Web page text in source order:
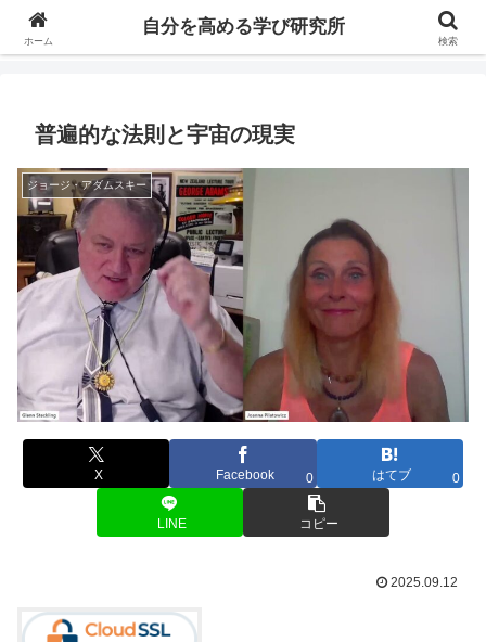
自分の価値を高めるための学びについて研究し、セミナーや情報（ブログ、動
普遍的な法則と宇宙の現実
ジョージ・アダムスキー
X Facebook 0 はてブ 0
LINE コピー
2025.09.12
ホーム
自分を高める学び研究所
検索